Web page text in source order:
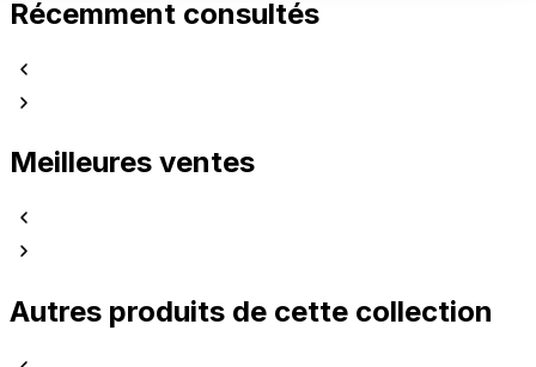
Récemment consultés
Meilleures ventes
Autres produits de cette collection